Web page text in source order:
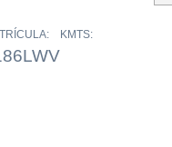
KMTS: